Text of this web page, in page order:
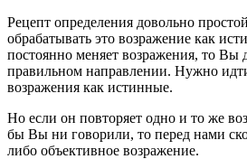
Рецепт определения довольно
обрабатывать это возражение как
постоянно меняет возражения, то Вы
правильном направлении. Нужно
возражения как истинные.
Но если он повторяет одно и то же
бы Вы ни говорили, то перед нами
либо объективное возражение.